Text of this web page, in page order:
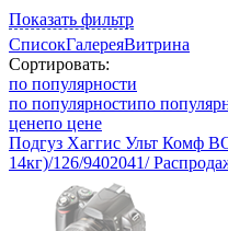
Показать фильтр
СписокГалереяВитрина
Сортировать:
по популярности
по популярностипо
ценепо цене
Подгуз Хаггис Ульт Комф
14кг)/126/9402041/